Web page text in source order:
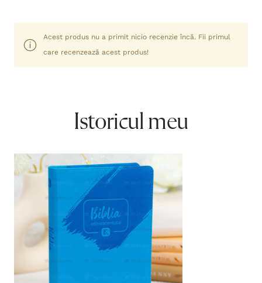
Acest produs nu a primit nicio recenzie încă. Fii primul
care recenzează acest produs!
Istoricul meu